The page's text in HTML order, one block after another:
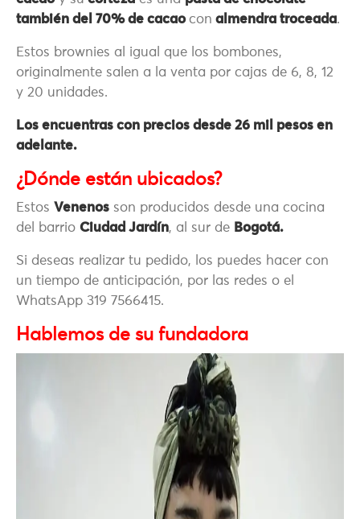
también del 70% de cacaocon almendra troceada.
Estos brownies al igual que los bombones,
originalmente salen a la venta por cajas de 6, 8, 12
y 20 unidades.
Los encuentras con precios desde 26 mil pesos en
adelante.
¿Dónde están ubicados?
Estos Venenos son producidos desde una cocina
del barrio Ciudad Jardín, al sur de Bogotá.
Si deseas realizar tu pedido, los puedes hacer con
un tiempo de anticipación, por las redes o el
WhatsApp 319 7566415.
Hablemos de su fundadora